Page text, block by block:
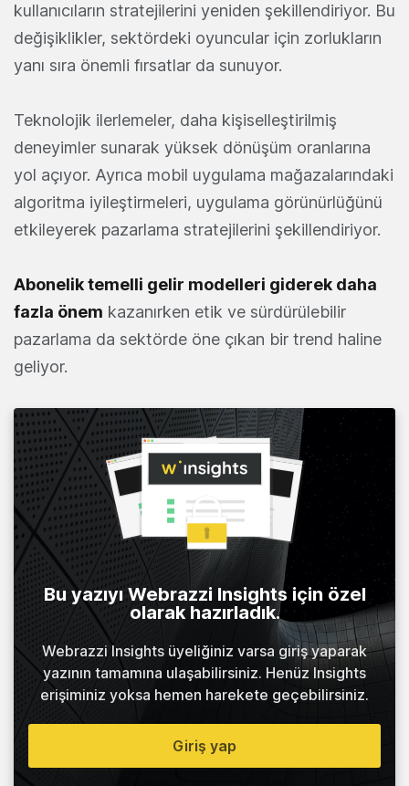
kullanıcıların stratejilerini yeniden şekillendiriyor. Bu
değişiklikler, sektördeki oyuncular için zorlukların
yanı sıra önemli fırsatlar da sunuyor.
Teknolojik ilerlemeler, daha kişiselleştirilmiş
deneyimler sunarak yüksek dönüşüm oranlarına
yol açıyor. Ayrıca mobil uygulama mağazalarındaki
algoritma iyileştirmeleri, uygulama görünürlüğünü
etkileyerek pazarlama stratejilerini şekillendiriyor.
Abonelik temelli gelir modelleri giderek daha
fazla önem kazanırken etik ve sürdürülebilir
pazarlama da sektörde öne çıkan bir trend haline
geliyor.
Bu yazıyı Webrazzi Insights için özel
olarak hazırladık.
Webrazzi Insights üyeliğiniz varsa giriş yaparak
yazının tamamına ulaşabilirsiniz. Henüz Insights
erişiminiz yoksa hemen harekete geçebilirsiniz.
Giriş yap